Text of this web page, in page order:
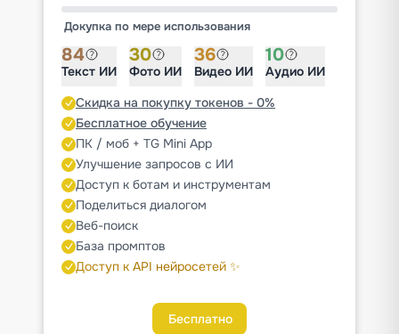
Докупка по мере использования
84
Текст ИИ
30
Фото ИИ
36
Видео ИИ
10
Аудио ИИ
Скидка на покупку токенов - 0%
Бесплатное обучение
ПК / моб + TG Mini App
Улучшение запросов с ИИ
Доступ к ботам и инструментам
Поделиться диалогом
Веб-поиск
База промптов
Доступ к API нейросетей ✨
Бесплатно